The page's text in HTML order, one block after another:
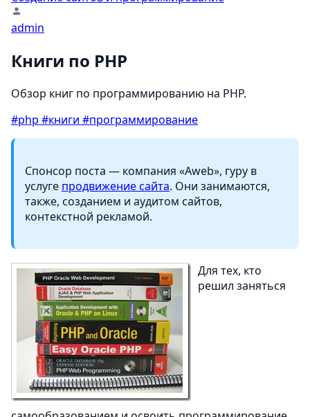
admin
Книги по PHP
Обзор книг по программированию на PHP.
#php #книги #программирование
Спонсор поста — компания «Aweb», гуру в
услуге продвижение сайта. Они занимаются,
также, созданием и аудитом сайтов,
контекстной рекламой.
Для тех, кто
решил заняться